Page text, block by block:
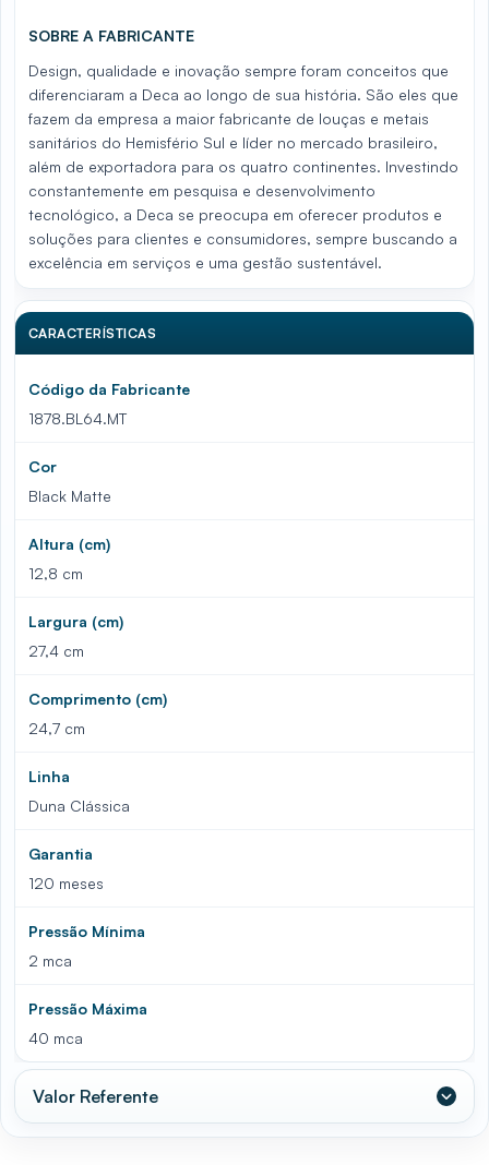
SOBRE A FABRICANTE
Design, qualidade e inovação sempre foram conceitos que
diferenciaram a Deca ao longo de sua história. São eles que
fazem da empresa a maior fabricante de louças e metais
sanitários do Hemisfério Sul e líder no mercado brasileiro,
além de exportadora para os quatro continentes. Investindo
constantemente em pesquisa e desenvolvimento
tecnológico, a Deca se preocupa em oferecer produtos e
soluções para clientes e consumidores, sempre buscando a
excelência em serviços e uma gestão sustentável.
CARACTERÍSTICAS
Código da Fabricante
1878.BL64.MT
Cor
Black Matte
Altura (cm)
12,8 cm
Largura (cm)
27,4 cm
Comprimento (cm)
24,7 cm
Linha
Duna Clássica
Garantia
120 meses
Pressão Mínima
2 mca
Pressão Máxima
40 mca
Valor Referente